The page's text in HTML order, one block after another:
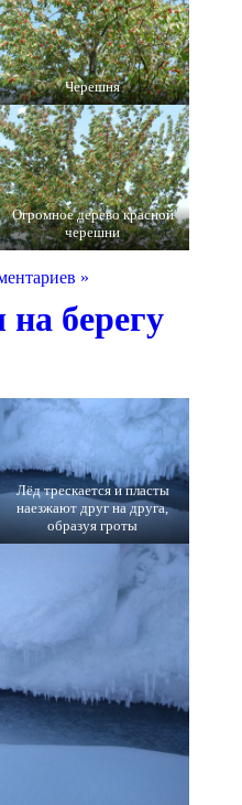
Черешня
Огромное дерево красной
черешни
»
берегу
Лёд трескается и пласты
наезжают друг на друга,
образуя гроты